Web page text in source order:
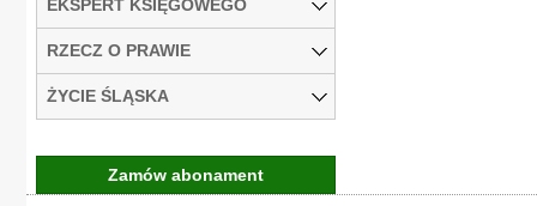
EKSPERT KSIĘGOWEGO
RZECZ O PRAWIE
ŻYCIE ŚLĄSKA
Zamów abonament